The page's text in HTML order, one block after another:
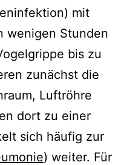
mit
wenigen Stunden
bis zu
zunächst die
Luftröhre
dort zu einer
sich häufig zur
) weiter. Für